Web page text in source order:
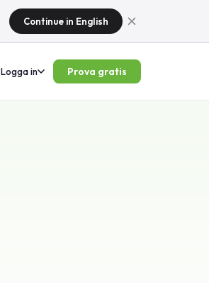
Continue in English
Logga in Prova gratis